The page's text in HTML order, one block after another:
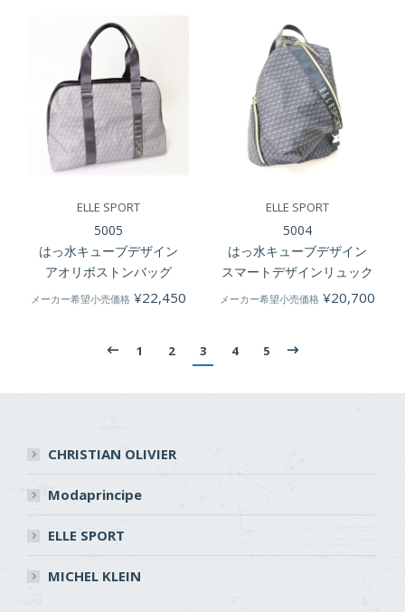
ELLE SPORT
5005
はっ水キューブデザイン
アオリボストンバッグ
メーカー希望小売価格 ¥22,450
ELLE SPORT
5004
はっ水キューブデザイン
スマートデザインリュック
メーカー希望小売価格 ¥20,700
1 2 3 4 5
CHRISTIAN OLIVIER
Modaprincipe
ELLE SPORT
MICHEL KLEIN